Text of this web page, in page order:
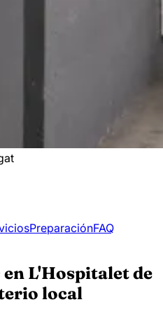
PreparaciónFAQ
L'Hospitalet de
local